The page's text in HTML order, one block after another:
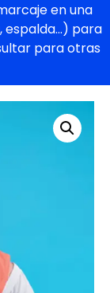
en una
espalda…) para
para otras